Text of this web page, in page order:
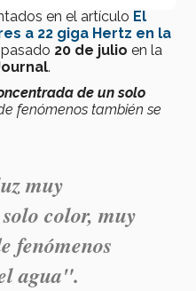
en el artículo El
a 22 giga Hertz en la
20 de julio en la
.
de un solo
fenómenos también se
muy
color, muy
fenómenos
agua".